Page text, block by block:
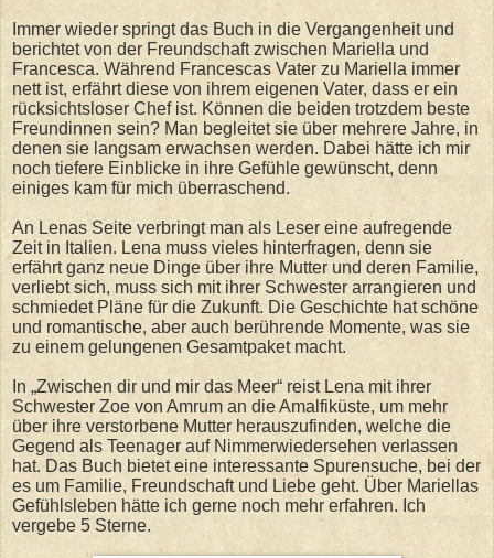
Immer wieder springt das Buch in die Vergangenheit und
berichtet von der Freundschaft zwischen Mariella und
Francesca. Während Francescas Vater zu Mariella immer
nett ist, erfährt diese von ihrem eigenen Vater, dass er ein
rücksichtsloser Chef ist. Können die beiden trotzdem beste
Freundinnen sein? Man begleitet sie über mehrere Jahre, in
denen sie langsam erwachsen werden. Dabei hätte ich mir
noch tiefere Einblicke in ihre Gefühle gewünscht, denn
einiges kam für mich überraschend.
An Lenas Seite verbringt man als Leser eine aufregende
Zeit in Italien. Lena muss vieles hinterfragen, denn sie
erfährt ganz neue Dinge über ihre Mutter und deren Familie,
verliebt sich, muss sich mit ihrer Schwester arrangieren und
schmiedet Pläne für die Zukunft. Die Geschichte hat schöne
und romantische, aber auch berührende Momente, was sie
zu einem gelungenen Gesamtpaket macht.
In „Zwischen dir und mir das Meer“ reist Lena mit ihrer
Schwester Zoe von Amrum an die Amalfiküste, um mehr
über ihre verstorbene Mutter herauszufinden, welche die
Gegend als Teenager auf Nimmerwiedersehen verlassen
hat. Das Buch bietet eine interessante Spurensuche, bei der
es um Familie, Freundschaft und Liebe geht. Über Mariellas
Gefühlsleben hätte ich gerne noch mehr erfahren. Ich
vergebe 5 Sterne.